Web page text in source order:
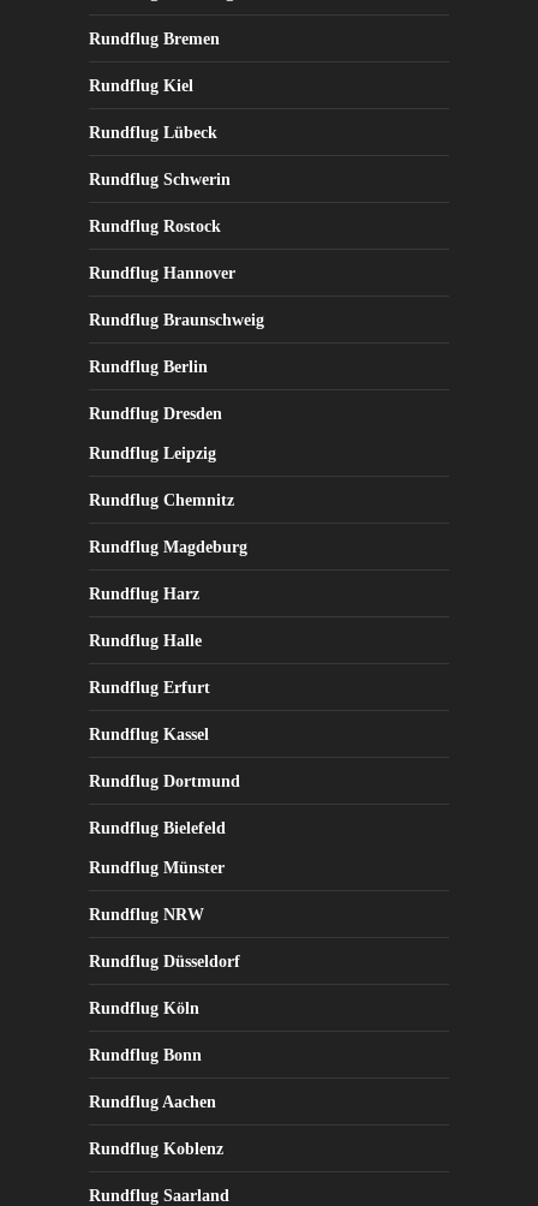
Rundflug Bremen
Rundflug Kiel
Rundflug Lübeck
Rundflug Schwerin
Rundflug Rostock
Rundflug Hannover
Rundflug Braunschweig
Rundflug Berlin
Rundflug Dresden
Rundflug Leipzig
Rundflug Chemnitz
Rundflug Magdeburg
Rundflug Harz
Rundflug Halle
Rundflug Erfurt
Rundflug Kassel
Rundflug Dortmund
Rundflug Bielefeld
Rundflug Münster
Rundflug NRW
Rundflug Düsseldorf
Rundflug Köln
Rundflug Bonn
Rundflug Aachen
Rundflug Koblenz
Rundflug Saarland